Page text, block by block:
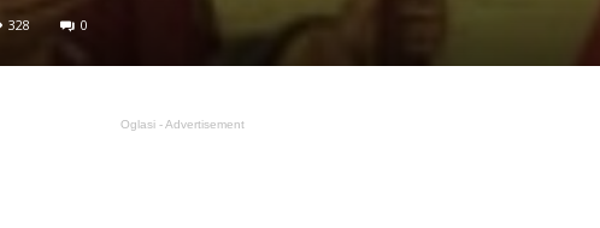
328 0
Oglasi - Advertisement